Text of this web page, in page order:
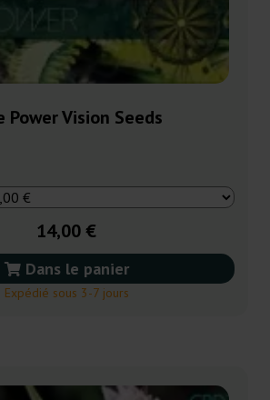
Power Vision Seeds
14,00 €
Dans le panier
Expédié sous 3-7 jours